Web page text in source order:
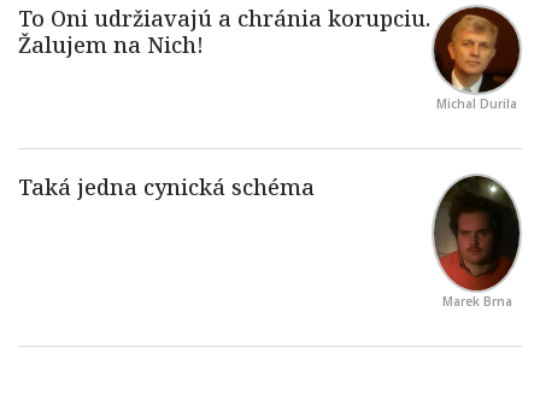
Michal Durila
Marek Brna